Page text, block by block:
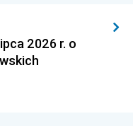
2026 r. o